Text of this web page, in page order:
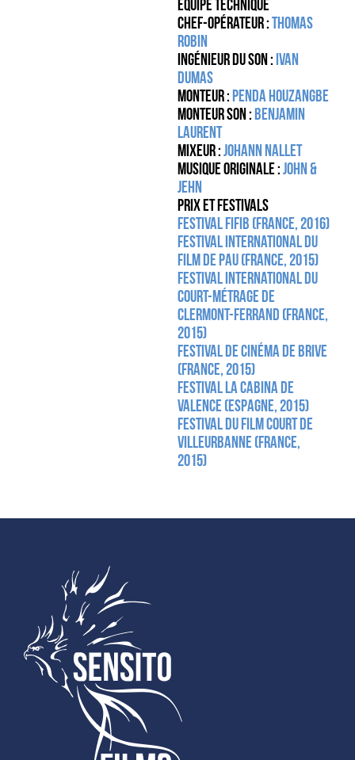
Équipe technique
Chef-opérateur : Thomas
Robin
Ingénieur du son : Ivan
Dumas
Monteur : Penda Houzangbe
Monteur Son : Benjamin
Laurent
Mixeur :Johann Nallet
Musique originale :John &
Jehn
Prix et festivals
Festival FIFIB (France, 2016)
Festival International du
film de Pau (France, 2015)
Festival International du
Court-métrage de
Clermont-Ferrand (France,
2015)
Festival de Cinéma de Brive
(France, 2015)
Festival La Cabina de
Valence (Espagne, 2015)
Festival du Film Court de
Villeurbanne (France,
2015)